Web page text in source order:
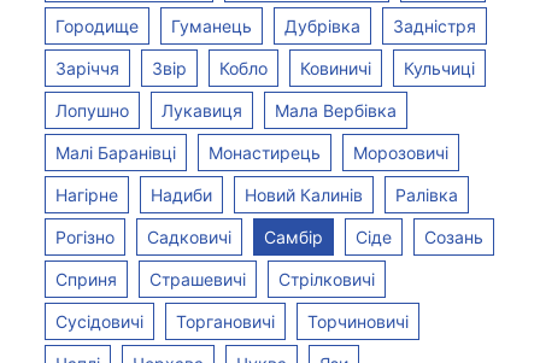
Городище Гуманець Дубрівка Задністря
Заріччя Звір Кобло Ковиничі Кульчиці
Лопушно Лукавиця Мала Вербівка
Малі Баранівці Монастирець Морозовичі
Нагірне Надиби Новий Калинів Ралівка
Рогізно Садковичі Самбір Сіде Созань
Сприня Страшевичі Стрілковичі
Сусідовичі Торгановичі Торчиновичі